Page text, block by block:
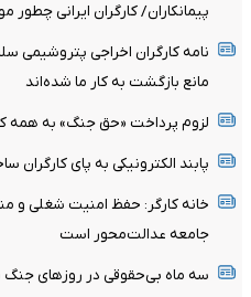
پیمانکاران/ کارگران ایرانی
نامه کارگران اخراجی پتروشیمی
مانع بازگشت به کار ما شده‌اند
لزوم پرداخت «حق جنگ» به همه
پابند الکترونیکی به پای کارگران
خانه کارگر: حفظ امنیت شغلی و
جامعه عدالت‌محور است
سه ماه بی‌حقوقی در روزهای جنگ